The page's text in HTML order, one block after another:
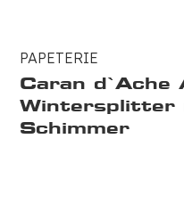
PAPETERIE
Caran d`Ache
Wintersplitter
Schimmer